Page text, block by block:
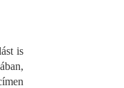
is